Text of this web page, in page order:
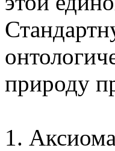
природу
1.